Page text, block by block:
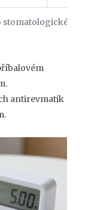
antirevmatik